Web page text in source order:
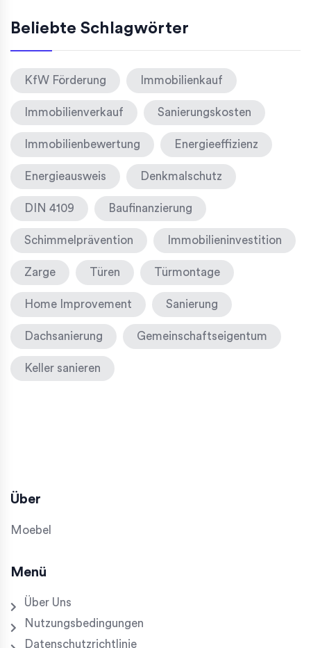
Beliebte Schlagwörter
KfW Förderung Immobilienkauf
Immobilienverkauf Sanierungskosten
Immobilienbewertung Energieeffizienz
Energieausweis Denkmalschutz
DIN 4109 Baufinanzierung
Schimmelprävention Immobilieninvestition
Zarge Türen Türmontage
Home Improvement Sanierung
Dachsanierung Gemeinschaftseigentum
Keller sanieren
Über
Moebel
Menü
Über Uns
Nutzungsbedingungen
Datenschutzrichtlinie